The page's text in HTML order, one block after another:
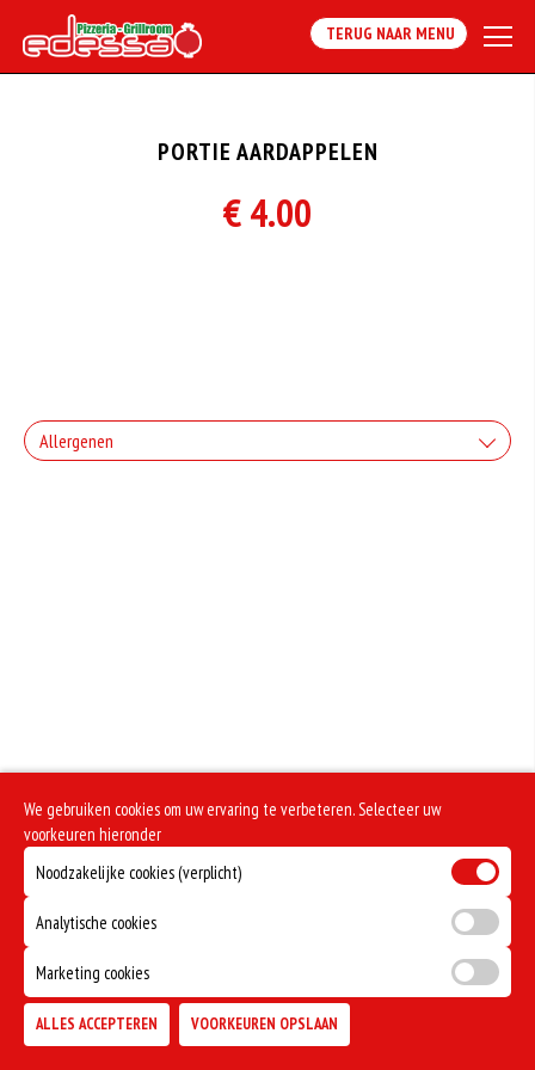
TERUG NAAR MENU
PORTIE AARDAPPELEN
€ 4.00
Allergenen
We gebruiken cookies om uw ervaring te verbeteren. Selecteer uw
voorkeuren hieronder
Noodzakelijke cookies (verplicht)
Analytische cookies
Marketing cookies
ALLES ACCEPTEREN VOORKEUREN OPSLAAN